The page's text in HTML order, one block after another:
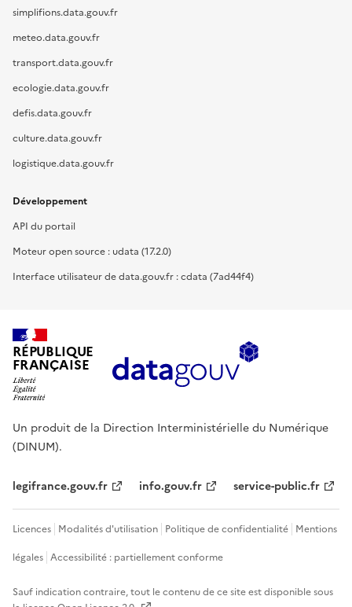
simplifions.data.gouv.fr
meteo.data.gouv.fr
transport.data.gouv.fr
ecologie.data.gouv.fr
defis.data.gouv.fr
culture.data.gouv.fr
logistique.data.gouv.fr
Développement
API du portail
Moteur open source : udata (17.2.0)
Interface utilisateur de data.gouv.fr : cdata (7ad44f4)
RÉPUBLIQUE
FRANÇAISE
Un produit de la Direction Interministérielle du Numérique
(DINUM).
legifrance.gouv.fr info.gouv.fr service-public.fr
Licences Modalités d'utilisation Politique de confidentialité Mentions
légales Accessibilité : partiellement conforme
Sauf indication contraire, tout le contenu de ce site est disponible sous